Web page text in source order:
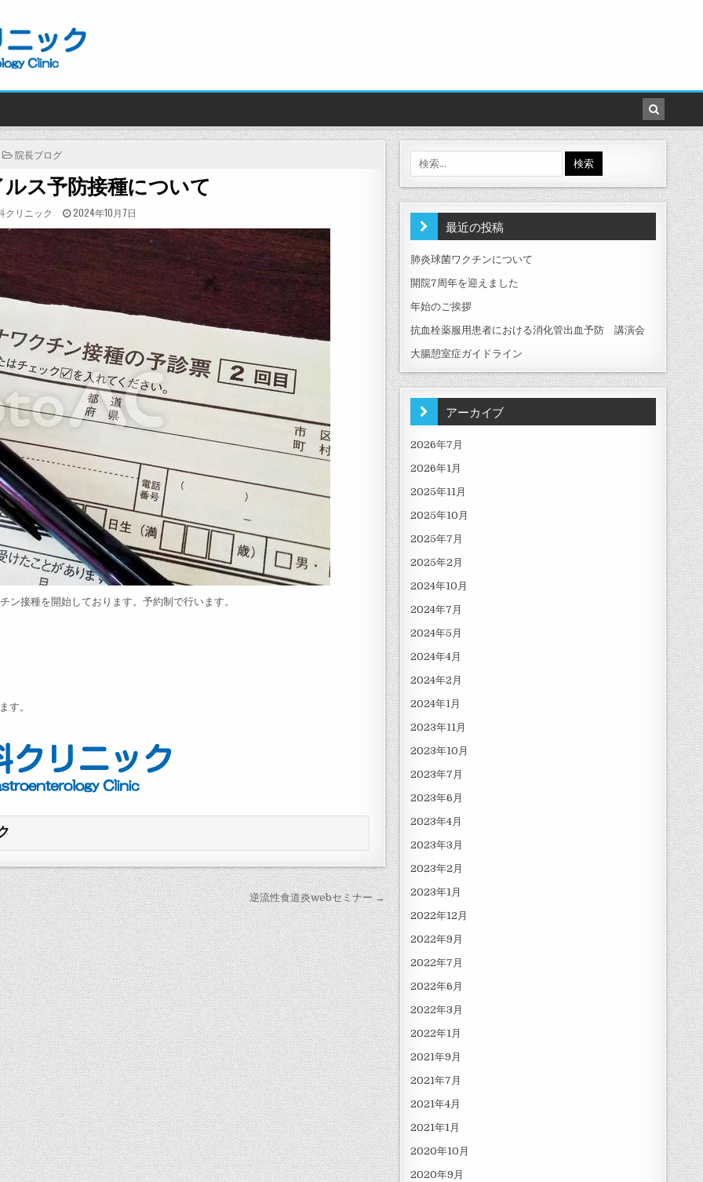
POSTED
院長ブログ
ス予防接種について
クリニック
POSTED
ON
2024年10月7日
接種を開始しております。予約制で行います。
す。
逆流性食道炎webセミナー →
索:
最近の投稿
肺炎球菌ワクチンについて
開院7周年を迎えました
年始のご挨拶
抗血栓薬服用患者における消化管出血予防 講演会
大腸憩室症ガイドライン
アーカイブ
2026年7月
2026年1月
2025年11月
2025年10月
2025年7月
2025年2月
2024年10月
2024年7月
2024年5月
2024年4月
2024年2月
2024年1月
2023年11月
2023年10月
2023年7月
2023年6月
2023年4月
2023年3月
2023年2月
2023年1月
2022年12月
2022年9月
2022年7月
2022年6月
2022年3月
2022年1月
2021年9月
2021年7月
2021年4月
2021年1月
2020年10月
2020年9月